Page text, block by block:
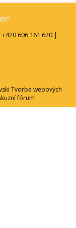
606 161 620 |
Tvorba webových
fórum